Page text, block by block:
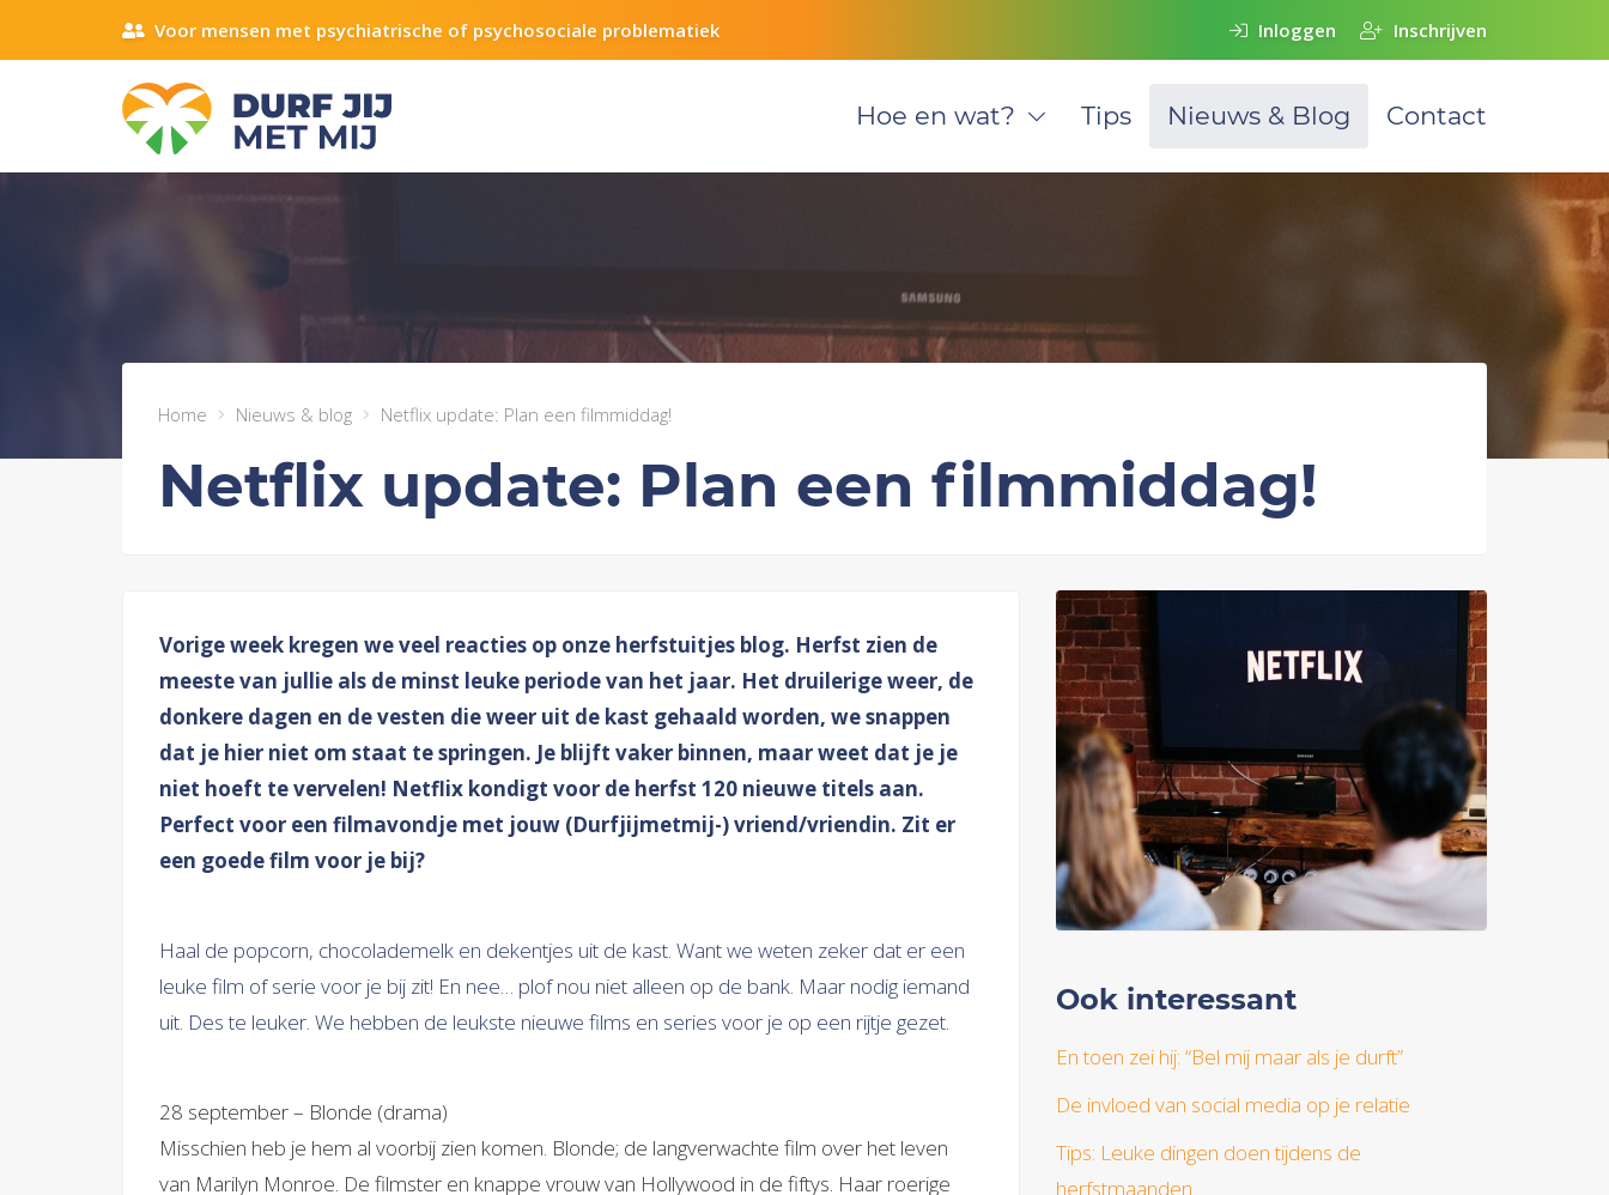
Voor mensen met psychiatrische of psychosociale problematiek Inloggen Inschrijven
Hoe en wat? Tips Nieuws & Blog Contact
Home Nieuws & blog Netflix update: Plan een filmmiddag!
Netflix update: Plan een filmmiddag!
Vorige week kregen we veel reacties op onze herfstuitjes blog. Herfst zien de
meeste van jullie als de minst leuke periode van het jaar. Het druilerige weer, de
donkere dagen en de vesten die weer uit de kast gehaald worden, we snappen
dat je hier niet om staat te springen. Je blijft vaker binnen, maar weet dat je je
niet hoeft te vervelen! Netflix kondigt voor de herfst 120 nieuwe titels aan.
Perfect voor een filmavondje met jouw (Durfjijmetmij-) vriend/vriendin. Zit er
een goede film voor je bij?
Haal de popcorn, chocolademelk en dekentjes uit de kast. Want we weten zeker dat er een
leuke film of serie voor je bij zit! En nee… plof nou niet alleen op de bank. Maar nodig iemand
uit. Des te leuker. We hebben de leukste nieuwe films en series voor je op een rijtje gezet.
28 september – Blonde (drama)
Misschien heb je hem al voorbij zien komen. Blonde; de langverwachte film over het leven
van Marilyn Monroe. De filmster en knappe vrouw van Hollywood in de fiftys. Haar roerige
Ook interessant
En toen zei hij: “Bel mij maar als je durft”
De invloed van social media op je relatie
Tips: Leuke dingen doen tijdens de
herfstmaanden